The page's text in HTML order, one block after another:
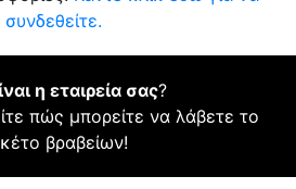
συνδεθείτε.
η εταιρεία σας?
πώς μπορείτε να λάβετε το
βραβείων!